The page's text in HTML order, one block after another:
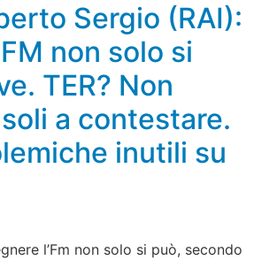
Sergio (RAI):
non solo si
TER? Non
a contestare.
inutili su
l’Fm non solo si può, secondo